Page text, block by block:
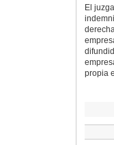
El
propia